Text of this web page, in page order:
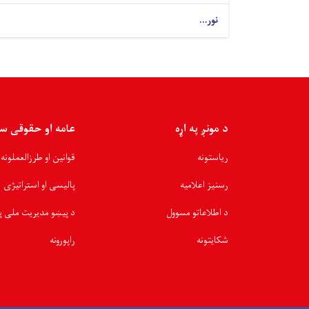
نور...
د مونږ په اړه
ریاستونه
رسنیز اعلامیه
د اطلاعاتو مسوول
شکایتونه
عامه او حقوقی
قوانین او طرزالعملونه
پالیسی او استراتیژی
د پیښو مدیریت ملی
راپورونه